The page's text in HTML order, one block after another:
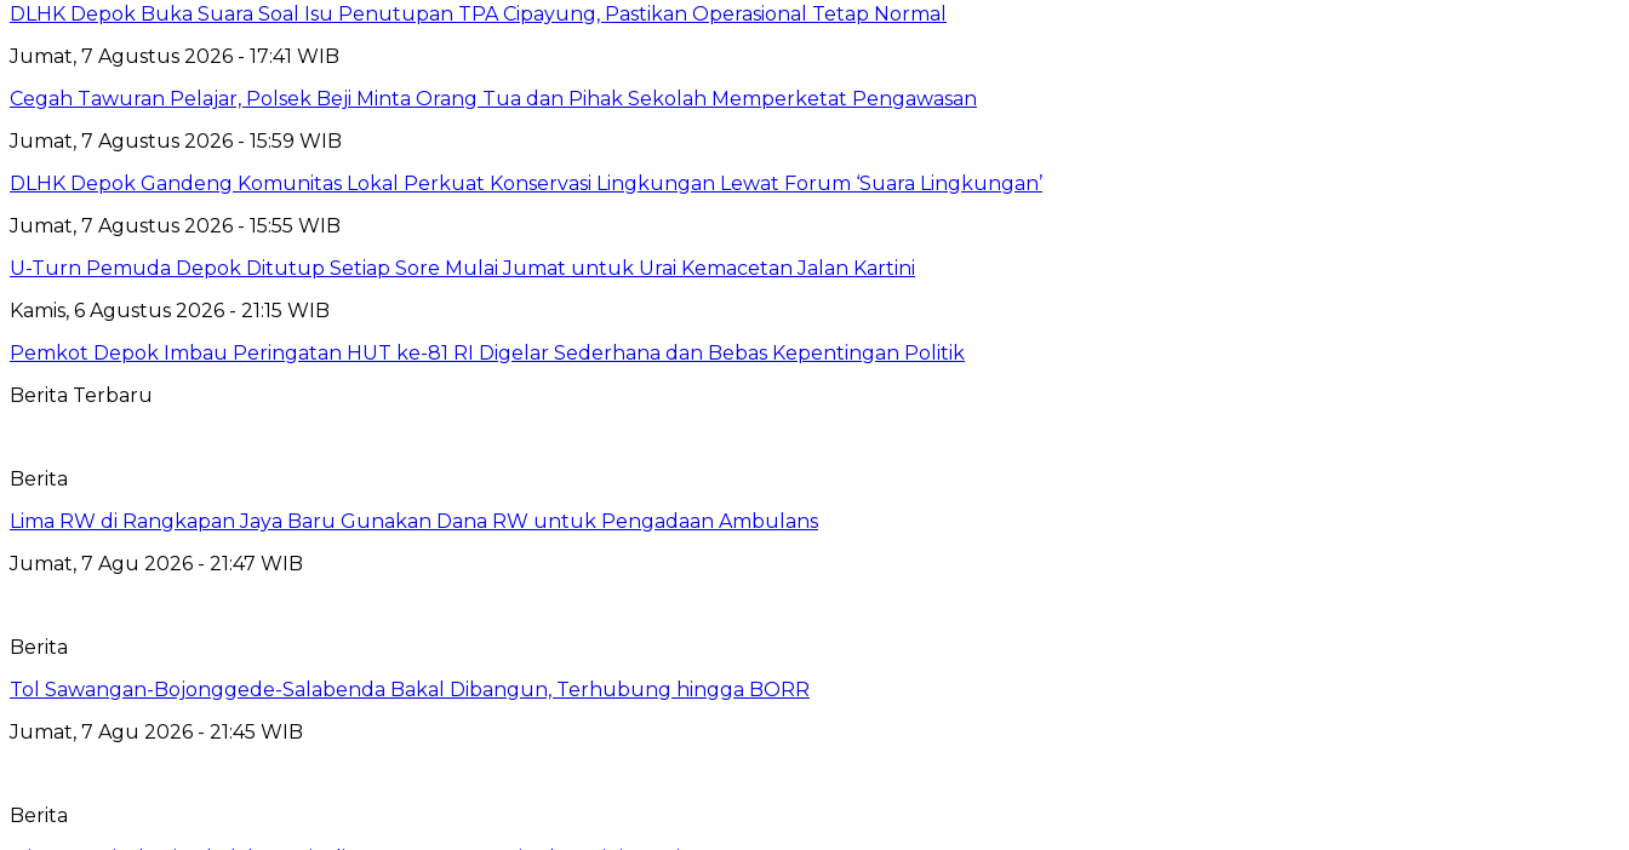
DLHK Depok Buka Suara Soal Isu Penutupan TPA Cipayung, Pastikan Operasional Tetap Normal
Jumat, 7 Agustus 2026 - 17:41 WIB
Cegah Tawuran Pelajar, Polsek Beji Minta Orang Tua dan Pihak Sekolah Memperketat Pengawasan
Jumat, 7 Agustus 2026 - 15:59 WIB
DLHK Depok Gandeng Komunitas Lokal Perkuat Konservasi Lingkungan Lewat Forum ‘Suara Lingkungan’
Jumat, 7 Agustus 2026 - 15:55 WIB
U-Turn Pemuda Depok Ditutup Setiap Sore Mulai Jumat untuk Urai Kemacetan Jalan Kartini
Kamis, 6 Agustus 2026 - 21:15 WIB
Pemkot Depok Imbau Peringatan HUT ke-81 RI Digelar Sederhana dan Bebas Kepentingan Politik
Berita Terbaru
Berita
Lima RW di Rangkapan Jaya Baru Gunakan Dana RW untuk Pengadaan Ambulans
Jumat, 7 Agu 2026 - 21:47 WIB
Berita
Tol Sawangan-Bojonggede-Salabenda Bakal Dibangun, Terhubung hingga BORR
Jumat, 7 Agu 2026 - 21:45 WIB
Berita